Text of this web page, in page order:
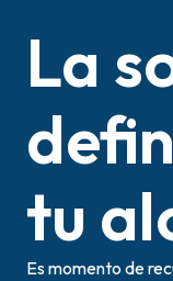
La
tu
Es momento de